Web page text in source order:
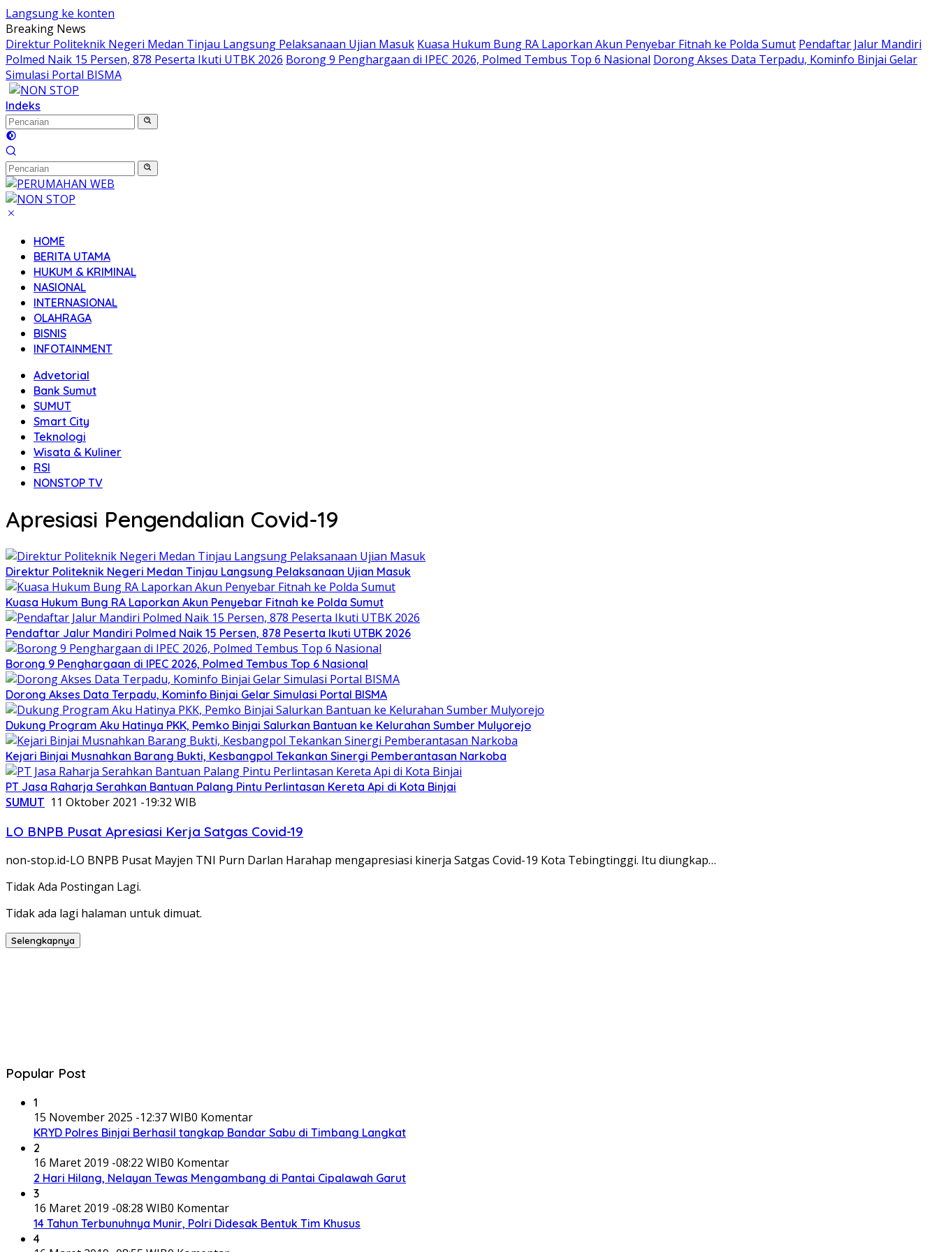
Langsung ke konten
Breaking News
Direktur Politeknik Negeri Medan Tinjau Langsung Pelaksanaan Ujian Masuk Kuasa Hukum Bung RA Laporkan Akun Penyebar Fitnah ke Polda Sumut Pendaftar Jalur Mandiri
Polmed Naik 15 Persen, 878 Peserta Ikuti UTBK 2026 Borong 9 Penghargaan di IPEC 2026, Polmed Tembus Top 6 Nasional Dorong Akses Data Terpadu, Kominfo Binjai Gelar
Simulasi Portal BISMA
Indeks
HOME
BERITA UTAMA
HUKUM & KRIMINAL
NASIONAL
INTERNASIONAL
OLAHRAGA
BISNIS
INFOTAINMENT
Advetorial
Bank Sumut
SUMUT
Smart City
Teknologi
Wisata & Kuliner
RSI
NONSTOP TV
Apresiasi Pengendalian Covid-19
Direktur Politeknik Negeri Medan Tinjau Langsung Pelaksanaan Ujian Masuk
Kuasa Hukum Bung RA Laporkan Akun Penyebar Fitnah ke Polda Sumut
Pendaftar Jalur Mandiri Polmed Naik 15 Persen, 878 Peserta Ikuti UTBK 2026
Borong 9 Penghargaan di IPEC 2026, Polmed Tembus Top 6 Nasional
Dorong Akses Data Terpadu, Kominfo Binjai Gelar Simulasi Portal BISMA
Dukung Program Aku Hatinya PKK, Pemko Binjai Salurkan Bantuan ke Kelurahan Sumber Mulyorejo
Kejari Binjai Musnahkan Barang Bukti, Kesbangpol Tekankan Sinergi Pemberantasan Narkoba
PT Jasa Raharja Serahkan Bantuan Palang Pintu Perlintasan Kereta Api di Kota Binjai
SUMUT 11 Oktober 2021 -19:32 WIB
LO BNPB Pusat Apresiasi Kerja Satgas Covid-19
non-stop.id-LO BNPB Pusat Mayjen TNI Purn Darlan Harahap mengapresiasi kinerja Satgas Covid-19 Kota Tebingtinggi. Itu diungkap…
Tidak Ada Postingan Lagi.
Tidak ada lagi halaman untuk dimuat.
Selengkapnya
Popular Post
1
15 November 2025 -12:37 WIB0 Komentar
KRYD Polres Binjai Berhasil tangkap Bandar Sabu di Timbang Langkat
2
16 Maret 2019 -08:22 WIB0 Komentar
2 Hari Hilang, Nelayan Tewas Mengambang di Pantai Cipalawah Garut
3
16 Maret 2019 -08:28 WIB0 Komentar
14 Tahun Terbunuhnya Munir, Polri Didesak Bentuk Tim Khusus
4